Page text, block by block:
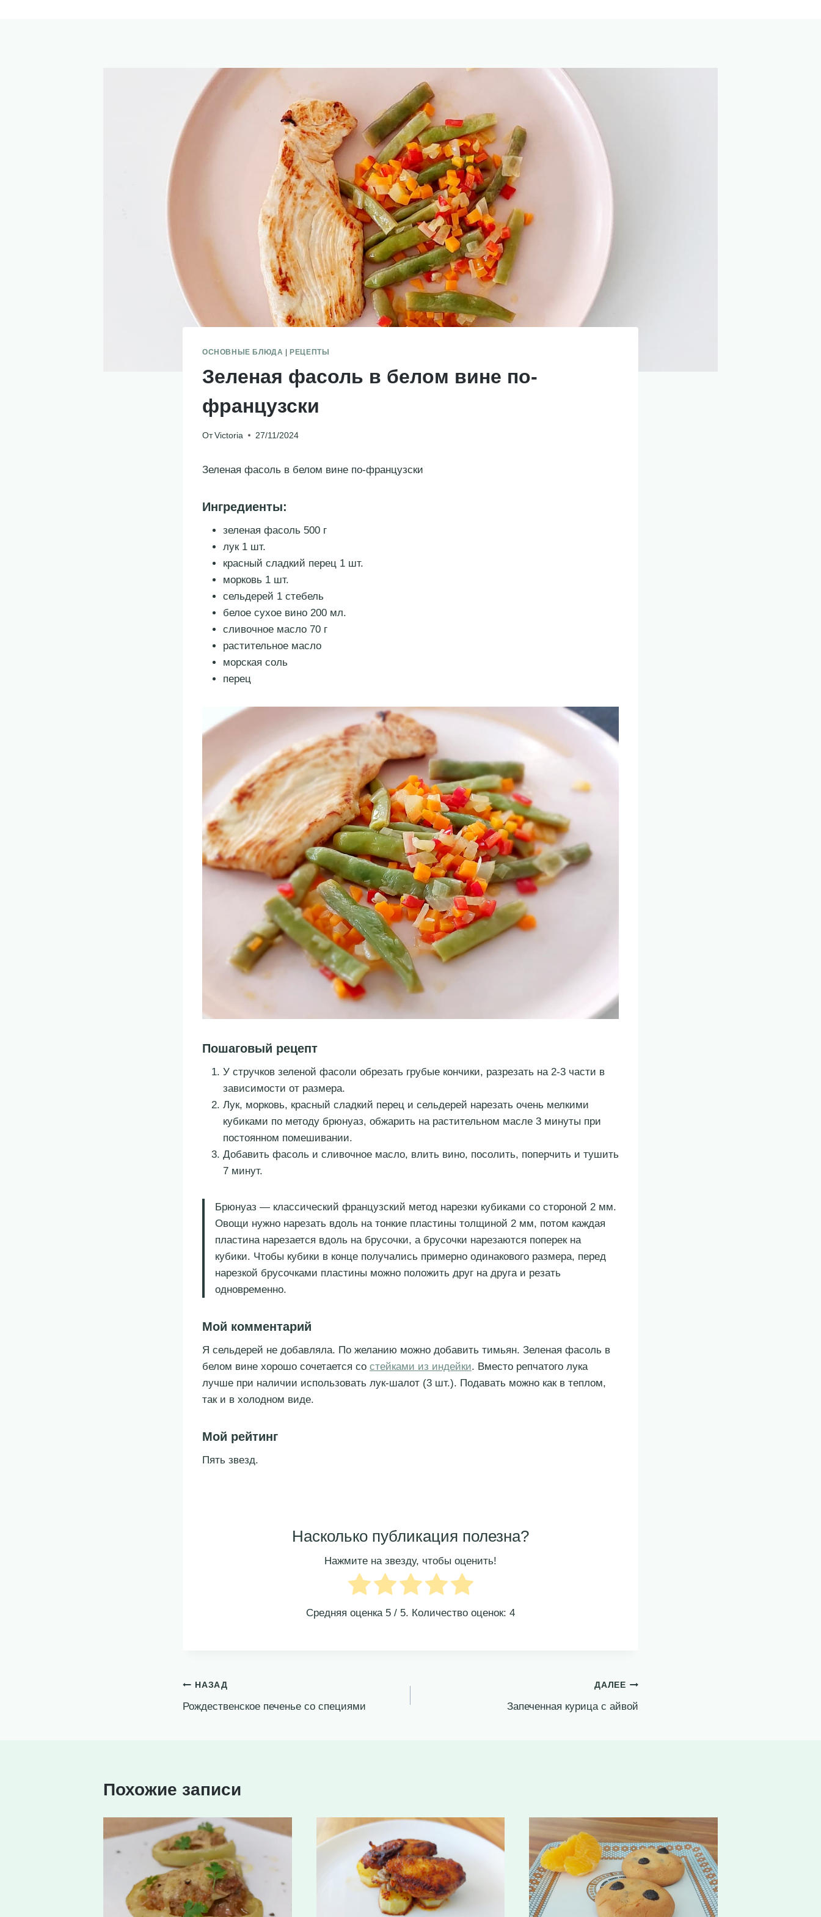
ОСНОВНЫЕ БЛЮДА РЕЦЕПТЫ
Зеленая фасоль в белом вине по-
французски
От Victoria 27/11/2024
Зеленая фасоль в белом вине по-французски
Ингредиенты:
зеленая фасоль 500 г
лук 1 шт.
красный сладкий перец 1 шт.
морковь 1 шт.
сельдерей 1 стебель
белое сухое вино 200 мл.
сливочное масло 70 г
растительное масло
морская соль
перец
Пошаговый рецепт
У стручков зеленой фасоли обрезать грубые кончики, разрезать на 2-3 части в
зависимости от размера.
Лук, морковь, красный сладкий перец и сельдерей нарезать очень мелкими
кубиками по методу брюнуаз, обжарить на растительном масле 3 минуты при
постоянном помешивании.
Добавить фасоль и сливочное масло, влить вино, посолить, поперчить и тушить
7 минут.
Брюнуаз — классический французский метод нарезки кубиками со стороной 2 мм.
Овощи нужно нарезать вдоль на тонкие пластины толщиной 2 мм, потом каждая
пластина нарезается вдоль на брусочки, а брусочки нарезаются поперек на
кубики. Чтобы кубики в конце получались примерно одинакового размера, перед
нарезкой брусочками пластины можно положить друг на друга и резать
одновременно.
Мой комментарий
Я сельдерей не добавляла. По желанию можно добавить тимьян. Зеленая фасоль в
белом вине хорошо сочетается со стейками из индейки. Вместо репчатого лука
лучше при наличии использовать лук-шалот (3 шт.). Подавать можно как в теплом,
так и в холодном виде.
Мой рейтинг
Пять звезд.
Насколько публикация полезна?
Нажмите на звезду, чтобы оценить!
Средняя оценка 5 / 5. Количество оценок: 4
Навигация
по
НАЗАД
Рождественское печенье со специями
ДАЛЕЕ
Запеченная курица с айвой
Похожие записи